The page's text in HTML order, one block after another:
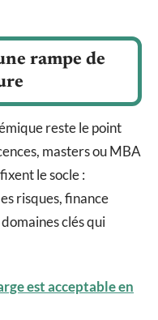
rampe de
reste le point
masters ou MBA
le socle :
risques, finance
clés qui
est acceptable en